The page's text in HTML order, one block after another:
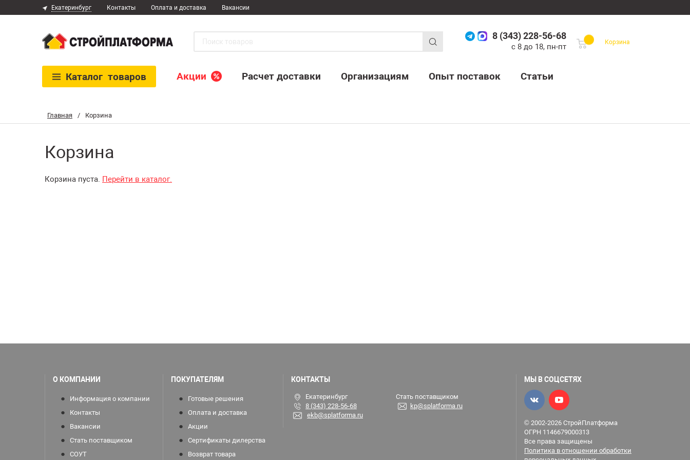
Главная / Корзина
Корзина
Корзина пуста. Перейти в каталог.
Екатеринбург Контакты Оплата и доставка Вакансии
8 (343) 228-56-68
с 8 до 18, пн-пт
Корзина
Каталог товаров Акции Расчет доставки Организациям Опыт поставок Статьи
О КОМПАНИИ
Информация о компании
Контакты
Вакансии
Стать поставщиком
СОУТ
ПОКУПАТЕЛЯМ
Готовые решения
Оплата и доставка
Акции
Сертификаты дилерства
Возврат товара
КОНТАКТЫ
Екатеринбург
8 (343) 228-56-68
ekb@splatforma.ru
Стать поставщиком
kp@splatforma.ru
МЫ В СОЦСЕТЯХ
© 2002-2026 СтройПлатформа
ОГРН 1146679000313
Все права защищены
Политика в отношении обработки